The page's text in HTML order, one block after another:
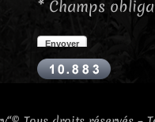
* Champs
Envoyer